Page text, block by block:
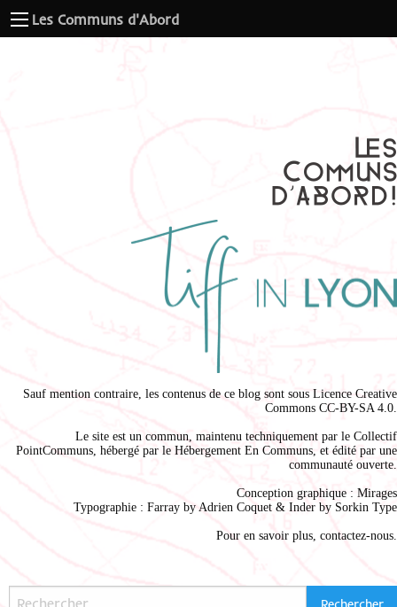
Les Communs d'Abord
Sauf mention contraire, les contenus de ce blog sont sous Licence Creative
Commons CC-BY-SA 4.0.
Le site est un commun, maintenu techniquement par le Collectif
PointCommuns, hébergé par le Hébergement En Communs, et édité par une
communauté ouverte.
Conception graphique : Mirages
Typographie : Farray by Adrien Coquet & Inder by Sorkin Type
Pour en savoir plus, contactez-nous.